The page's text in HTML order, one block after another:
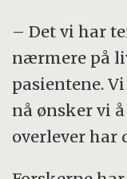
– Det vi har
nærmere på
pasientene.
nå ønsker vi
overlever har